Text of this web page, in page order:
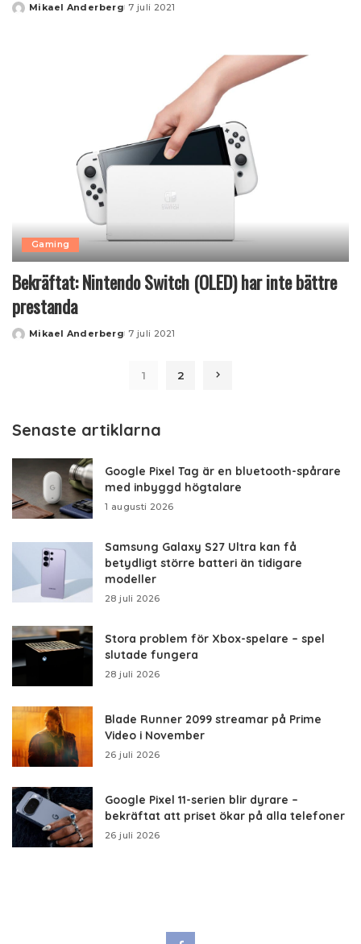
Posted
Mikael Anderberg 7 juli 2021
Gaming
Bekräftat: Nintendo Switch (OLED) har inte bättre
prestanda
Posted
Mikael Anderberg 7 juli 2021
1 2
Senaste artiklarna
Google Pixel Tag är en bluetooth-spårare
med inbyggd högtalare
1 augusti 2026
Samsung Galaxy S27 Ultra kan få
betydligt större batteri än tidigare
modeller
28 juli 2026
Stora problem för Xbox-spelare – spel
slutade fungera
28 juli 2026
Blade Runner 2099 streamar på Prime
Video i November
26 juli 2026
Google Pixel 11-serien blir dyrare –
bekräftat att priset ökar på alla telefoner
26 juli 2026